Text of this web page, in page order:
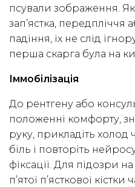
псували зображення.
зап’ястка, передпліччя
падіння, їх не слід
перша скарга була на
Іммобілізація
До рентгену або
положенні комфорту,
руку, прикладіть холод
біль і повторіть
фіксації. Для підозри
п’ятої п’ясткової